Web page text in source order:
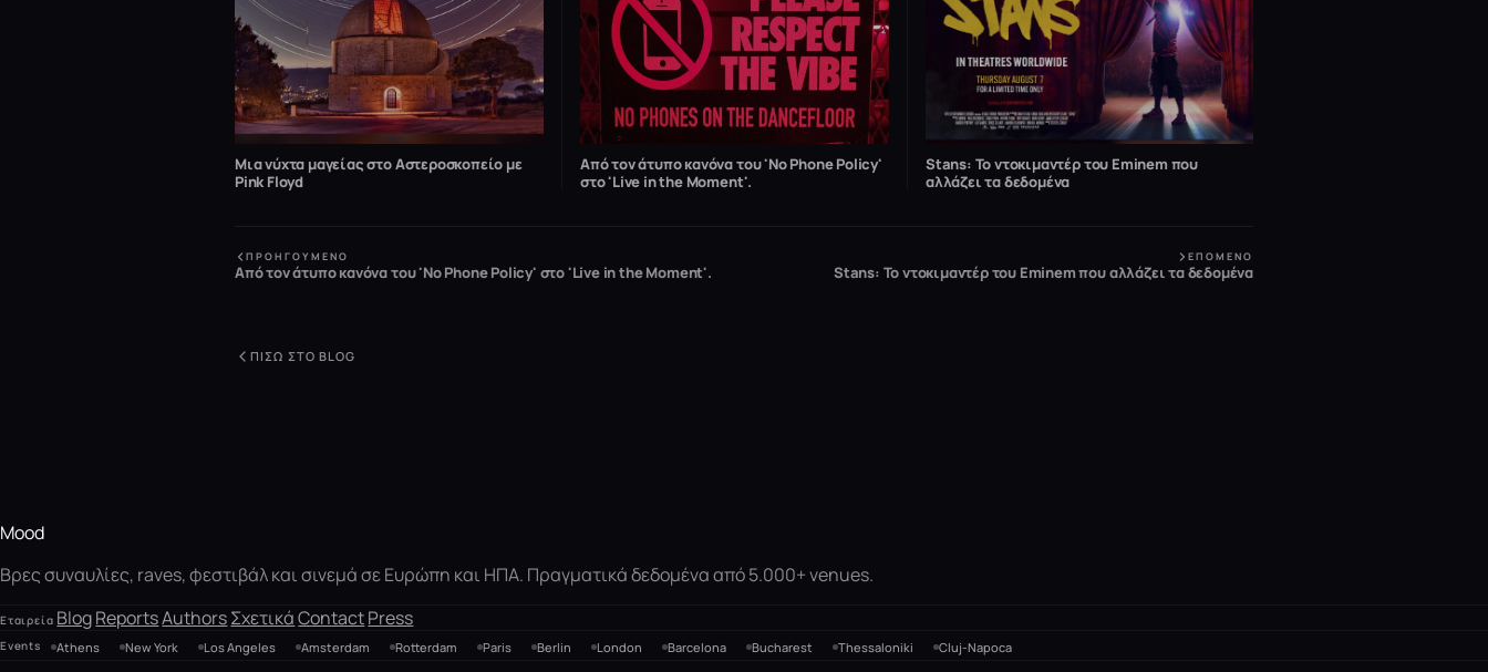
Μια νύχτα μαγείας στο Αστεροσκοπείο με
Pink Floyd
Από τον άτυπο κανόνα του 'No Phone Policy'
στο 'Live in the Moment'.
Stans: Το ντοκιμαντέρ του Eminem που
αλλάζει τα δεδομένα
ΠΡΟΗΓΟΎΜΕΝΟ
Από τον άτυπο κανόνα του 'No Phone Policy' στο 'Live in the Moment'.
ΕΠΌΜΕΝΟ
Stans: Το ντοκιμαντέρ του Eminem που αλλάζει τα δεδομένα
ΠΊΣΩ ΣΤΟ BLOG
Mood
Βρες συναυλίες, raves, φεστιβάλ και σινεμά σε Ευρώπη και ΗΠΑ. Πραγματικά δεδομένα από 5.000+ venues.
Εταιρεία BlogReportsAuthorsΣχετικά ContactPress
Events Athens New York Los Angeles Amsterdam Rotterdam Paris Berlin London Barcelona Bucharest Thessaloniki Cluj-Napoca